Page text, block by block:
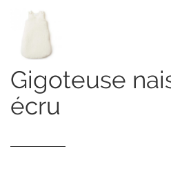
gigoteuse naissance -
écru